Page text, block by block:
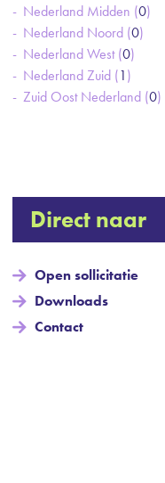
Nederland Midden (0)
Nederland Noord (0)
Nederland West (0)
Nederland Zuid (1)
Zuid Oost Nederland (0)
Direct naar
Open sollicitatie
Downloads
Contact